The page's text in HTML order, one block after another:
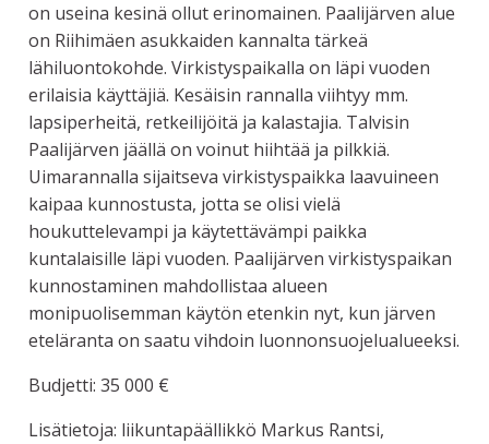
on useina kesinä ollut erinomainen. Paalijärven alue
on Riihimäen asukkaiden kannalta tärkeä
lähiluontokohde. Virkistyspaikalla on läpi vuoden
erilaisia käyttäjiä. Kesäisin rannalla viihtyy mm.
lapsiperheitä, retkeilijöitä ja kalastajia. Talvisin
Paalijärven jäällä on voinut hiihtää ja pilkkiä.
Uimarannalla sijaitseva virkistyspaikka laavuineen
kaipaa kunnostusta, jotta se olisi vielä
houkuttelevampi ja käytettävämpi paikka
kuntalaisille läpi vuoden. Paalijärven virkistyspaikan
kunnostaminen mahdollistaa alueen
monipuolisemman käytön etenkin nyt, kun järven
eteläranta on saatu vihdoin luonnonsuojelualueeksi.
Budjetti: 35 000 €
Lisätietoja: liikuntapäällikkö Markus Rantsi,